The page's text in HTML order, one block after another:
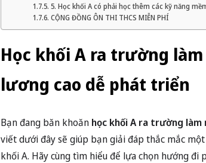
5. Học khối A có phải học thêm các kỹ năng
CỘNG ĐỒNG ÔN THI THCS MIỄN PHÍ
Học khối A ra trường
lương cao dễ phát triển
Bạn đang băn khoăn học khối A ra trường làm
viết dưới đây sẽ giúp bạn giải đáp thắc mắc
khối A. Hãy cùng tìm hiểu để lựa chọn hướng đi